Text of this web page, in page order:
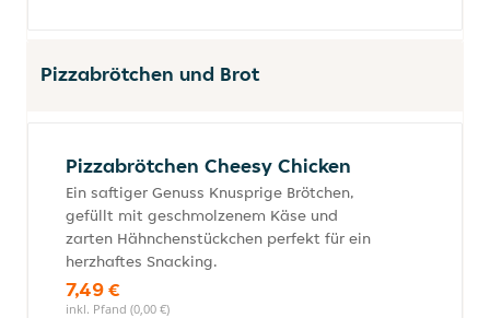
Pizzabrötchen und Brot
Pizzabrötchen Cheesy Chicken
Ein saftiger Genuss Knusprige Brötchen,
gefüllt mit geschmolzenem Käse und
zarten Hähnchenstückchen perfekt für ein
herzhaftes Snacking.
7,49 €
inkl. Pfand (0,00 €)